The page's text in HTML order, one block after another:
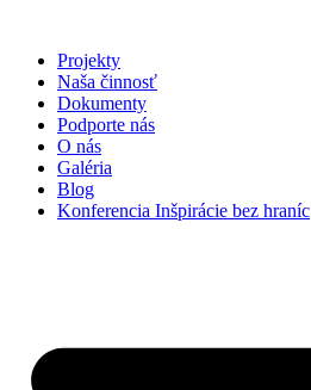
obsah
Projekty
Naša činnosť
Dokumenty
Podporte nás
O nás
Galéria
Blog
Konferencia Inšpirácie bez hraníc